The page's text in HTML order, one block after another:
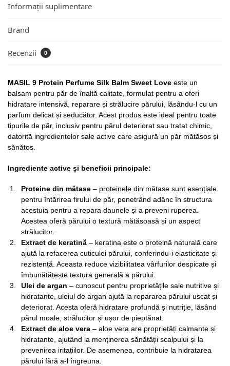
Informații suplimentare
Brand
Recenzii 0
MASIL 9 Protein Perfume Silk Balm Sweet Love este un
balsam pentru păr de înaltă calitate, formulat pentru a oferi
hidratare intensivă, reparare și strălucire părului, lăsându-l cu un
parfum delicat și seducător. Acest produs este ideal pentru toate
tipurile de păr, inclusiv pentru părul deteriorat sau tratat chimic,
datorită ingredientelor sale active care asigură un păr mătăsos și
sănătos.
Ingrediente active și beneficii principale:
Proteine din mătase – proteinele din mătase sunt esențiale
pentru întărirea firului de păr, penetrând adânc în structura
acestuia pentru a repara daunele și a preveni ruperea.
Acestea oferă părului o textură mătăsoasă și un aspect
strălucitor.
Extract de keratină – keratina este o proteină naturală care
ajută la refacerea cuticulei părului, conferindu-i elasticitate și
rezistență. Aceasta reduce vizibilitatea vârfurilor despicate și
îmbunătățește textura generală a părului.
Ulei de argan – cunoscut pentru proprietățile sale nutritive și
hidratante, uleiul de argan ajută la repararea părului uscat și
deteriorat. Acesta oferă hidratare profundă și nutriție, lăsând
părul moale, strălucitor și ușor de pieptănat.
Extract de aloe vera – aloe vera are proprietăți calmante și
hidratante, ajutând la menținerea sănătății scalpului și la
prevenirea iritațiilor. De asemenea, contribuie la hidratarea
părului fără a-l îngreuna.